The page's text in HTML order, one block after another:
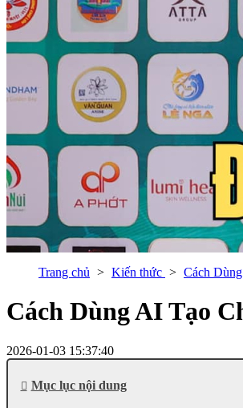
Trang chủ Kiến thức Cách
Cách Dùng AI Tạo
2026-01-03 15:37:40
Mục lục nội dung